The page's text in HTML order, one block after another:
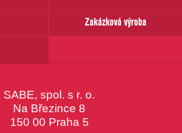
Zakázková výroba
SABE, spol. s r. o.
Na Březince 8
150 00 Praha 5